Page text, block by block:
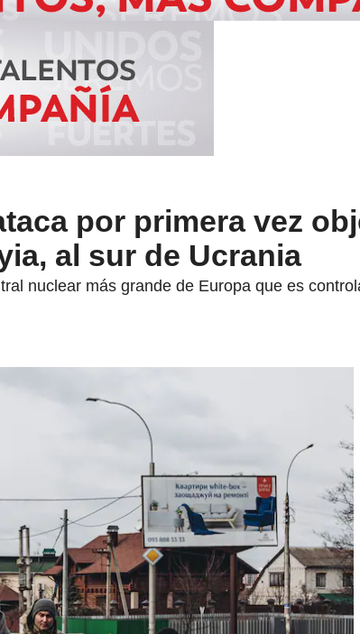
por primera vez
al sur de Ucrania
nuclear más grande de Europa que es